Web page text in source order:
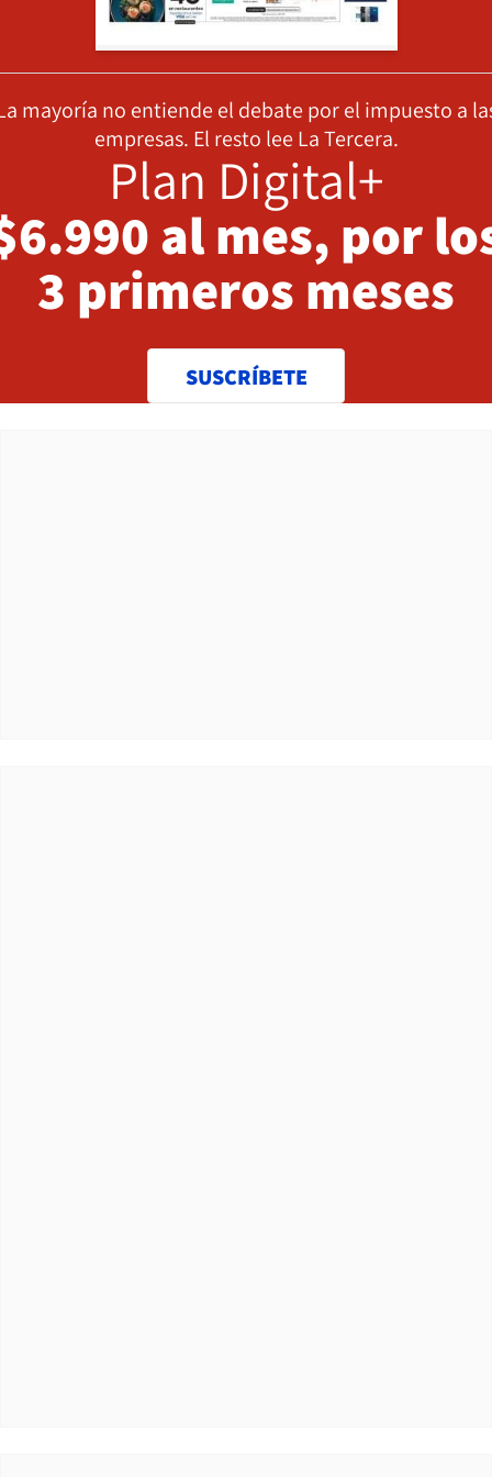
mayoría no entiende el debate por el impuesto a
empresas. El resto lee La Tercera.
Plan Digital+
al mes, por
3 primeros meses
SUSCRÍBETE